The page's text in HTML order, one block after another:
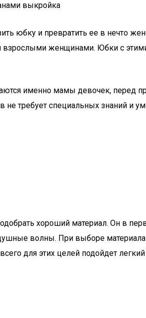
выкройка
юбку и превратить ее в нечто
женщинами. Юбки с этими
именно мамы девочек, перед
требует специальных знаний и
хороший материал. Он в
волны. При выборе
для этих целей подойдет